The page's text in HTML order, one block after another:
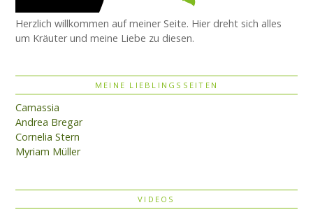
Herzlich willkommen auf meiner Seite. Hier dreht sich alles
um Kräuter und meine Liebe zu diesen.
MEINE LIEBLINGSSEITEN
Camassia
Andrea Bregar
Cornelia Stern
Myriam Müller
VIDEOS